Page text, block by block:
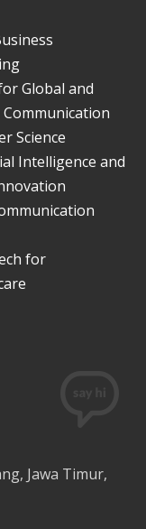
Global and
Science
Intelligence and
for
Jawa Timur,